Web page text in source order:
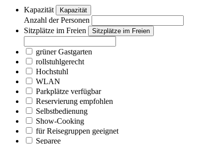
Kapazität Kapazität
Anzahl der Personen
Sitzplätze im Freien
Sitzplätze im Freien
grüner Gastgarten
rollstuhlgerecht
Hochstuhl
WLAN
Parkplätze verfügbar
Reservierung empfohlen
Selbstbedienung
Show-Cooking
für Reisegruppen geeignet
Separee